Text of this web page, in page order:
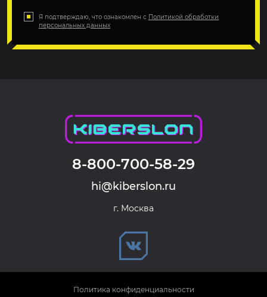
Я подтверждаю, что ознакомлен с Политикой обработки
персональных данных
8-800-700-58-29
hi@kiberslon.ru
г. Москва
Политика конфиденциальности